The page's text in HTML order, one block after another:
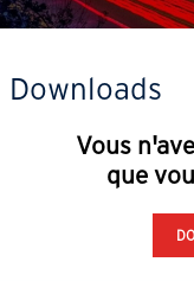
Downloads
Vous
que